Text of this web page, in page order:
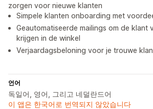
zorgen voor nieuwe klanten
Simpele klanten onboarding met
Geautomatiseerde mailings om de klant
krijgen in de winkel
Verjaardagsbeloning voor je trouwe
언어
독일어, 영어, 그리고 네덜란드어
이 앱은 한국어로 번역되지 않았습니다